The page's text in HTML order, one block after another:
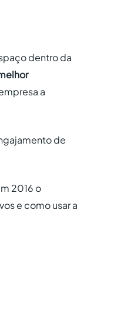
dentro da
a
de
2016 o
e como usar a